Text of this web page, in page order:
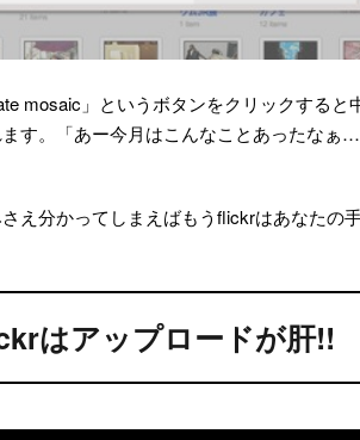
mosaic」というボタンをクリックすると
す。「あー今月はこんなことあったなぁ
え分かってしまえばもうflickrはあなたの手
はアップロードが肝!!